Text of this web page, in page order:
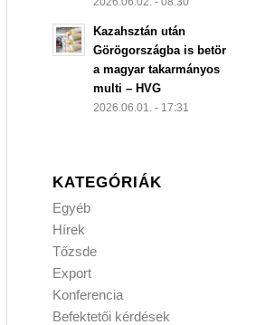
Kazahsztán után
Görögországba is betör
a magyar takarmányos
multi – HVG
2026.06.01. - 17:31
KATEGÓRIÁK
Egyéb
Hírek
Tőzsde
Export
Konferencia
Befektetői kérdések